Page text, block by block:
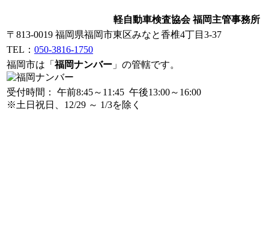
軽自動車検査協会 福岡主管事務所
〒813-0019 福岡県福岡市東区みなと香椎4丁目3-37
TEL： 050-3816-1750
福岡市は「福岡ナンバー 」の管轄です。
受付時間： 午前8:45～11:45 午後13:00～16:00
※土日祝日、12/29 ～ 1/3を除く